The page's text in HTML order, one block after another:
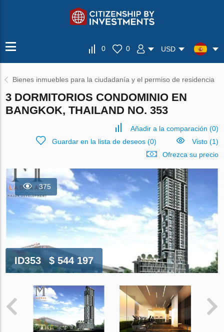
0 0 USD
Bienes inmuebles para la ciudadanía y el permiso de residencia
3 DORMITORIOS CONDOMINIO EN
BANGKOK, THAILAND NO. 353
Añadir a la comparación (0)
Guardar en la lista de deseos(0)
Visto (1)
Ofrezca su precio
375
ID353 $ 544 197